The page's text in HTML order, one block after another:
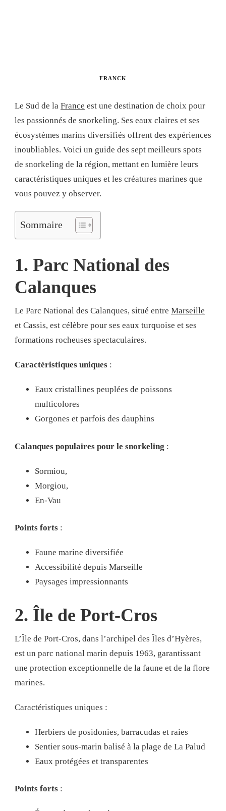
FRANCK
Le Sud de la France est une destination de choix pour
les passionnés de snorkeling. Ses eaux claires et ses
écosystèmes marins diversifiés offrent des expériences
inoubliables. Voici un guide des sept meilleurs spots
de snorkeling de la région, mettant en lumière leurs
caractéristiques uniques et les créatures marines que
vous pouvez y observer.
Sommaire
1. Parc National des
Calanques
Le Parc National des Calanques, situé entre Marseille
et Cassis, est célèbre pour ses eaux turquoise et ses
formations rocheuses spectaculaires.
Caractéristiques uniques :
Eaux cristallines peuplées de poissons
multicolores
Gorgones et parfois des dauphins
Calanques populaires pour le snorkeling :
Sormiou,
Morgiou,
En-Vau
Points forts :
Faune marine diversifiée
Accessibilité depuis Marseille
Paysages impressionnants
2. Île de Port-Cros
L’Île de Port-Cros, dans l’archipel des Îles d’Hyères,
est un parc national marin depuis 1963, garantissant
une protection exceptionnelle de la faune et de la flore
marines.
Caractéristiques uniques :
Herbiers de posidonies, barracudas et raies
Sentier sous-marin balisé à la plage de La Palud
Eaux protégées et transparentes
Points forts :